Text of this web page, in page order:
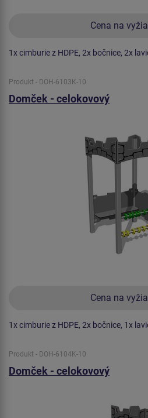
Cena na
1x cimburie z HDPE, 2x bočnice, 2x
Produkt - DOH-6103K-10
Domček - celokovový
Cena na
1x cimburie z HDPE, 2x bočnice, 1x
Produkt - DOH-6104K-10
Domček - celokovový